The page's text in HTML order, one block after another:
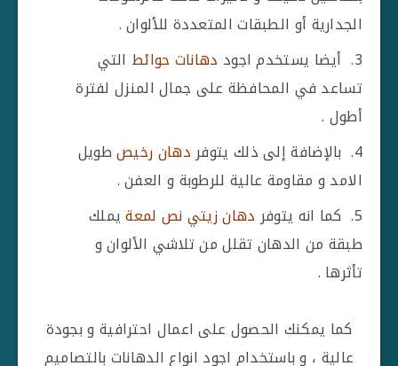
الجدارية أو الطبقات المتعددة للألوان .
أيضا يستخدم اجود دهانات حوائط التي
تساعد في المحافظة على جمال المنزل لفترة
أطول .
بالإضافة إلى ذلك يتوفردهان رخيصطويل
الامد و مقاومة عالية للرطوبة و العفن .
كما انه يتوفر دهان زيتي نص لمعةيملك
طبقة من الدهان تقلل من تلاشي الألوان و
تأثرها .
كما يمكنك الحصول على اعمال احترافية و بجودة
عالية ، و باستخدام اجود انواع الدهانات بالتصاميم